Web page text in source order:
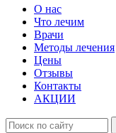
О нас
Что лечим
Врачи
Методы лечения
Цены
Отзывы
Контакты
АКЦИИ